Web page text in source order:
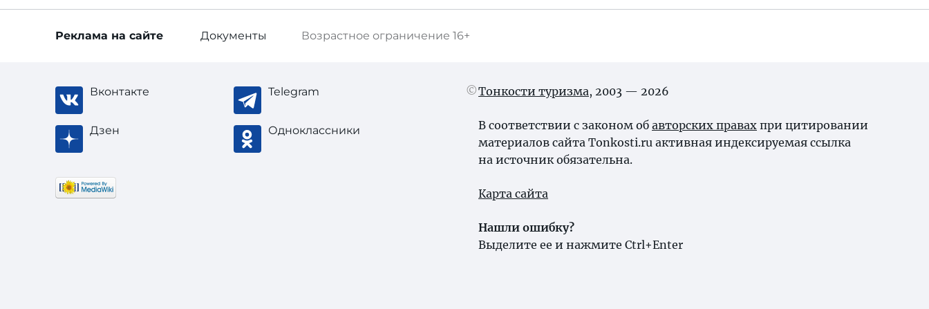
Возрастное ограничение 16+
Реклама на сайте Документы
Вконтакте Telegram
Дзен Одноклассники
Тонкости туризма, 2003 — 2026
В соответствии с законом об авторских правах при цитировании
материалов сайта Tonkosti.ru активная индексируемая ссылка
на источник обязательна.
Карта сайта
Нашли ошибку?
Выделите ее и нажмите Ctrl+Enter